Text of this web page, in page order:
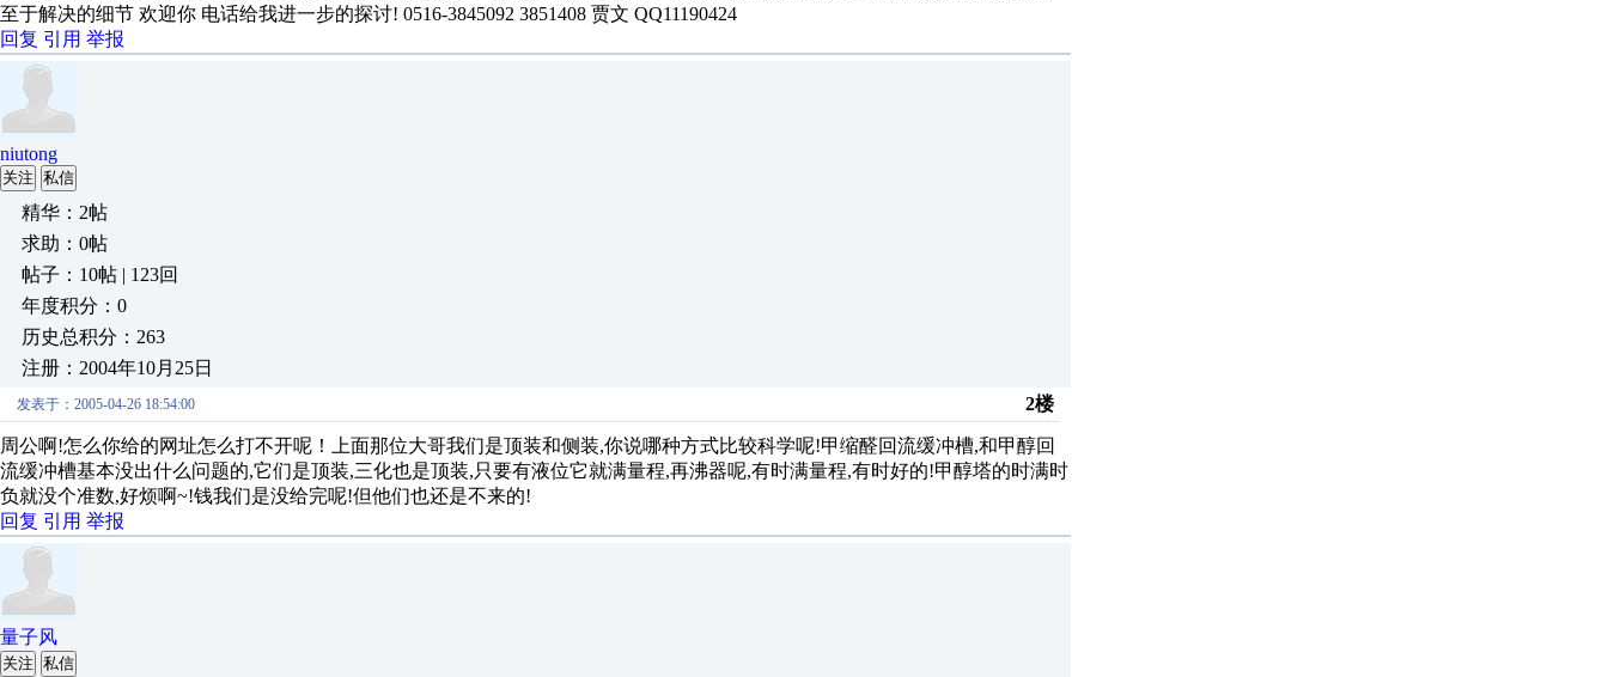
至于解决的细节 欢迎你 电话给我进一步的探讨! 0516-3845092 3851408 贾文 QQ11190424
回复 引用 举报
niutong
关注 私信
精华：2帖
求助：0帖
帖子：10帖 | 123回
年度积分：0
历史总积分：263
注册：2004年10月25日
发表于：2005-04-26 18:54:00 2楼
周公啊!怎么你给的网址怎么打不开呢！上面那位大哥我们是顶装和侧装,你说哪种方式比较科学呢!甲缩醛回流缓冲槽,和甲醇回
流缓冲槽基本没出什么问题的,它们是顶装,三化也是顶装,只要有液位它就满量程,再沸器呢,有时满量程,有时好的!甲醇塔的时满时
负就没个准数,好烦啊~!钱我们是没给完呢!但他们也还是不来的!
回复 引用 举报
量子风
关注 私信